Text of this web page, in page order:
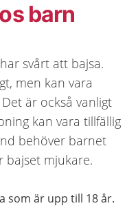
barn
svårt att bajsa.
men kan vara
är också vanligt
kan vara tillfällig
behöver barnet
bajset mjukare.
som är upp till 18 år.